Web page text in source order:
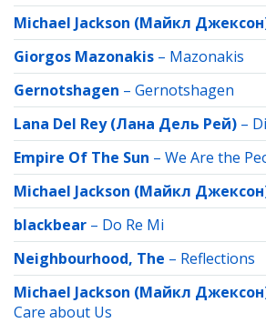
Michael Jackson (Майкл
Giorgos Mazonakis – Mazonakis
Gernotshagen – Gernotshagen
Lana Del Rey (Лана Дель Рей) –
Empire Of The Sun – We Are the
Michael Jackson (Майкл
blackbear – Do Re Mi
Neighbourhood, The – Reflections
Michael Jackson (Майкл
Care about Us